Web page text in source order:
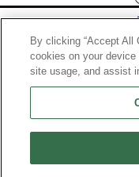
Interdiction de vente
La preuve de majorité de
By clicking “Accept All
cookies on your
site usage, and assist